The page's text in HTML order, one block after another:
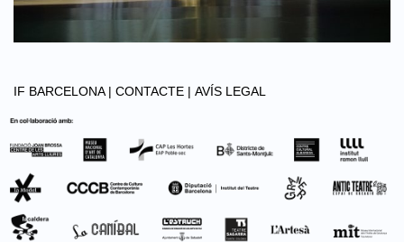
IF BARCELONA | CONTACTE | AVÍS LEGAL